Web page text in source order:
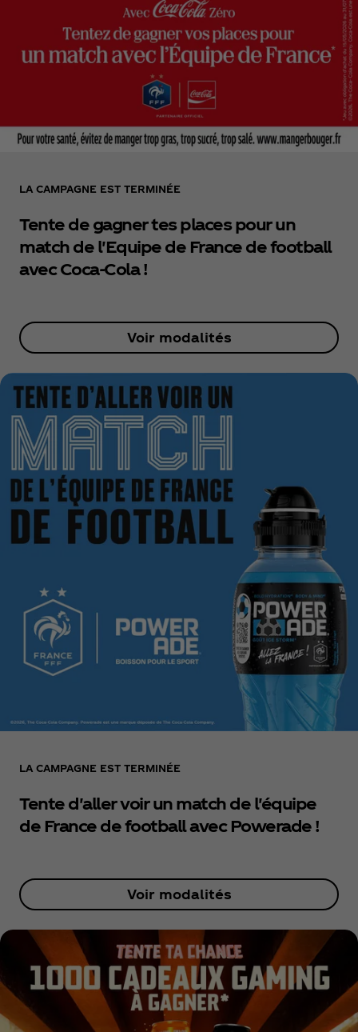
LA CAMPAGNE EST TERMINÉE
Tente de gagner tes places pour un
match de l'Equipe de France de football
avec Coca‑Cola !
Voir modalités
LA CAMPAGNE EST TERMINÉE
Tente d'aller voir un match de l'équipe
de France de football avec Powerade !
Voir modalités